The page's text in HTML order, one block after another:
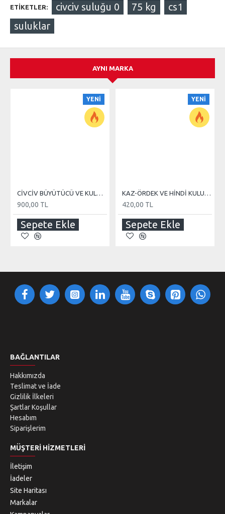
ETIKETLER: civciv suluğu 0 75 kg
cs1
suluklar
AYNI MARKA
YENI
CİVCİV BÜYÜTÜCÜ VE KULUÇKA 110 WATT REZİSTANS
900,00 TL
Sepete Ekle
YENI
KAZ-ÖRDEK VE HİNDİ KULUÇKA MAKİNE TEREĞİ
420,00 TL
Sepete Ekle
BAĞLANTILAR
Hakkımızda
Teslimat ve İade
Gizlilik İlkeleri
Şartlar Koşullar
Hesabım
Siparişlerim
MÜŞTERI HIZMETLERI
İletişim
İadeler
Site Haritası
Markalar